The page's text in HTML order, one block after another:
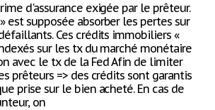
d'assurance exigée par le prêteur.
est supposée absorber les pertes sur
Ces crédits immobiliers «
sur les tx du marché monétaire
avec le tx de la Fed Afin de limiter
prêteurs => des crédits sont garantis
prise sur le bien acheté. En cas de
on